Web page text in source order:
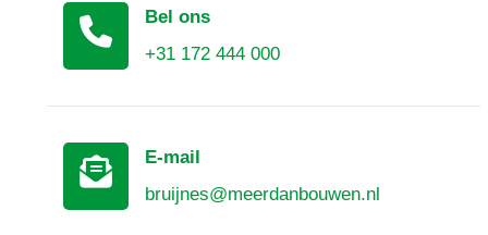
Bel ons
+31 172 444 000
E-mail
bruijnes@meerdanbouwen.nl